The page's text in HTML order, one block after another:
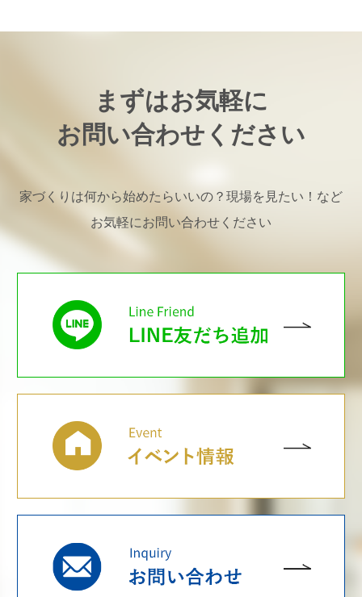
まずはお気軽に
お問い合わせください
家づくりは何から始めたらいいの？現場を見たい！など
お気軽にお問い合わせください